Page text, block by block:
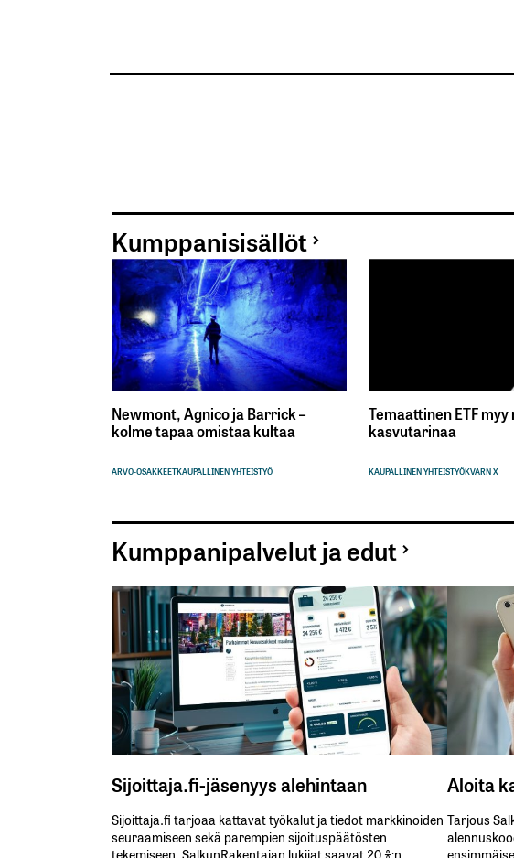
Kumppanisisällöt
Newmont, Agnico ja Barrick –
kolme tapaa omistaa kultaa
ARVO-OSAKKEETKAUPALLINEN YHTEISTYÖ
Temaattinen ETF
kasvutarinaa
KAUPALLINEN YHTEISTYÖKVARN X
Kumppanipalvelut ja edut
Sijoittaja.fi-jäsenyys alehintaan
Sijoittaja.fi tarjoaa kattavat työkalut ja tiedot markkinoiden
seuraamiseen sekä parempien sijoituspäätösten
tekemiseen. SalkunRakentajan lukijat saavat 20 %:n
Aloita
Tarjous